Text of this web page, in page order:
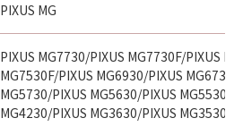
PIXUS MG
PIXUS MG7730/PIXUS MG7730F/PIXUS
MG7530F/PIXUS MG6930/PIXUS MG6730/
MG5730/PIXUS MG5630/PIXUS MG5530/
MG4230/PIXUS MG3630/PIXUS MG3530